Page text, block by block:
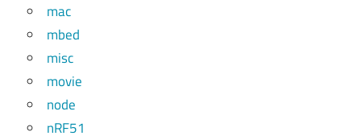
mac
mbed
misc
movie
node
nRF51